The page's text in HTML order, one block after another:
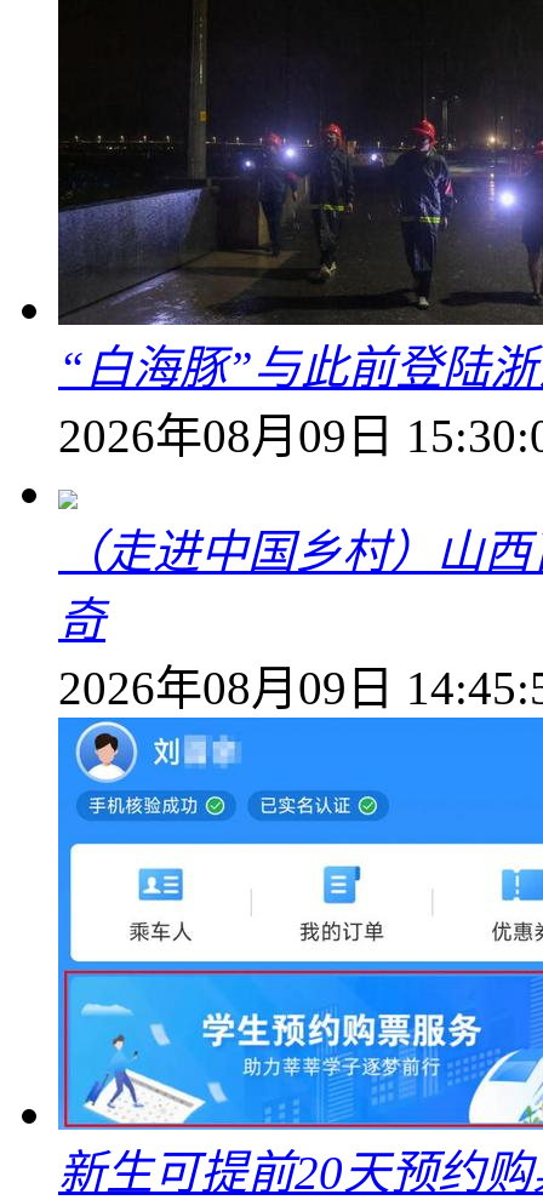
“白海豚”与此前登陆
2026年08月09日
（走进中国乡村）山
奇
2026年08月09日
新生可提前20天预约